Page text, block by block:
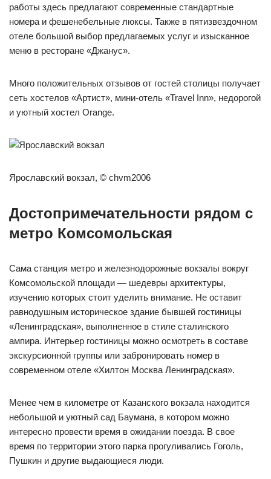
работы здесь предлагают современные стандартные
номера и фешенебельные люксы. Также в пятизвездочном
отеле большой выбор предлагаемых услуг и изысканное
меню в ресторане «Джанус».
Много положительных отзывов от гостей столицы получает
сеть хостелов «Артист», мини-отель «Travel Inn», недорогой
и уютный хостел Orange.
Ярославский вокзал, © chvm2006
Достопримечательности рядом с
метро Комсомольская
Сама станция метро и железнодорожные вокзалы вокруг
Комсомольской площади — шедевры архитектуры,
изучению которых стоит уделить внимание. Не оставит
равнодушным историческое здание бывшей гостиницы
«Ленинградская», выполненное в стиле сталинского
ампира. Интерьер гостиницы можно осмотреть в составе
экскурсионной группы или забронировать номер в
современном отеле «Хилтон Москва Ленинградская».
Менее чем в километре от Казанского вокзала находится
небольшой и уютный сад Баумана, в котором можно
интересно провести время в ожидании поезда. В свое
время по территории этого парка прогуливались Гоголь,
Пушкин и другие выдающиеся люди.